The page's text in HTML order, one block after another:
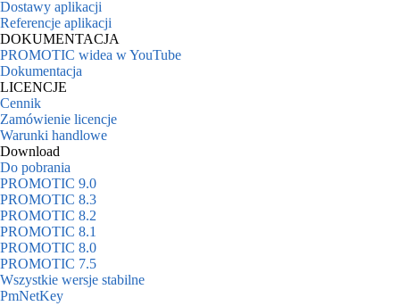
Dostawy aplikacji
Referencje aplikacji
DOKUMENTACJA
PROMOTIC widea w YouTube
Dokumentacja
LICENCJE
Cennik
Zamówienie licencje
Warunki handlowe
Download
Do pobrania
PROMOTIC 9.0
PROMOTIC 8.3
PROMOTIC 8.2
PROMOTIC 8.1
PROMOTIC 8.0
PROMOTIC 7.5
Wszystkie wersje stabilne
PmNetKey